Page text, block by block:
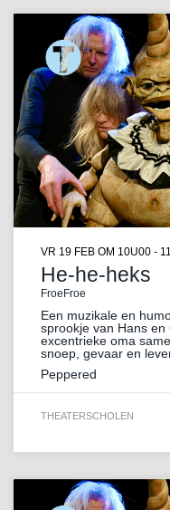
He-he-heks
FroeFroe
VR 19 FEB OM 10U00 -
Een muzikale en
sprookje van Hans
excentrieke oma
snoep, gevaar en
Peppered
THEATERSCHOLEN